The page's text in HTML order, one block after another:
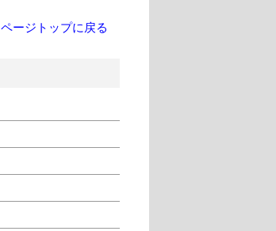
ページトップに戻る